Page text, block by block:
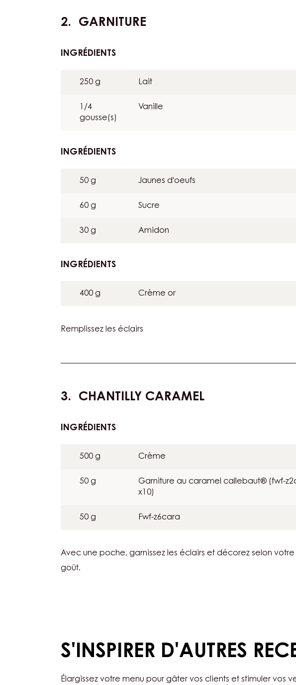
GARNITURE
INGRÉDIENTS
250 g Lait
1/4
gousse(s)
Vanille
INGRÉDIENTS
50 g Jaunes d'oeufs
60 g Sucre
30 g Amidon
INGRÉDIENTS
400 g Crème or
Remplissez les éclairs
CHANTILLY CARAMEL
INGRÉDIENTS
CARAMEL
500 g Crème
50 g
Garniture au caramel callebaut® (fwf-
x10)
50 g Fwf-z6cara
Avec une poche, garnissez les éclairs et décorez selon votre
goût.
S'INSPIRER D'AUTRES
Élargissez votre menu pour gâter vos clients et stimuler vos